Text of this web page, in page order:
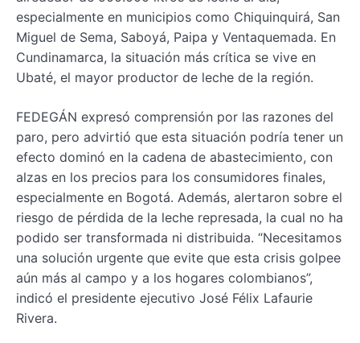
especialmente en municipios como Chiquinquirá, San
Miguel de Sema, Saboyá, Paipa y Ventaquemada. En
Cundinamarca, la situación más crítica se vive en
Ubaté, el mayor productor de leche de la región.
FEDEGÁN expresó comprensión por las razones del
paro, pero advirtió que esta situación podría tener un
efecto dominó en la cadena de abastecimiento, con
alzas en los precios para los consumidores finales,
especialmente en Bogotá. Además, alertaron sobre el
riesgo de pérdida de la leche represada, la cual no ha
podido ser transformada ni distribuida. “Necesitamos
una solución urgente que evite que esta crisis golpee
aún más al campo y a los hogares colombianos”,
indicó el presidente ejecutivo José Félix Lafaurie
Rivera.